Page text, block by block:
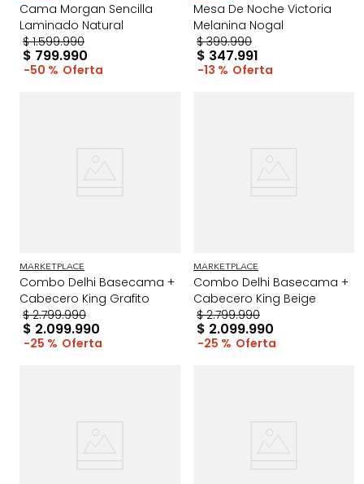
Cama Morgan Sencilla
Laminado Natural
$ 1.599.990
$ 799.990
50 %
Mesa De Noche Victoria
Melanina Nogal
$ 399.990
$ 347.991
13 %
MARKETPLACE
Combo Delhi Basecama +
Cabecero King Grafito
$ 2.799.990
$ 2.099.990
25 %
MARKETPLACE
Combo Delhi Basecama +
Cabecero King Beige
$ 2.799.990
$ 2.099.990
25 %